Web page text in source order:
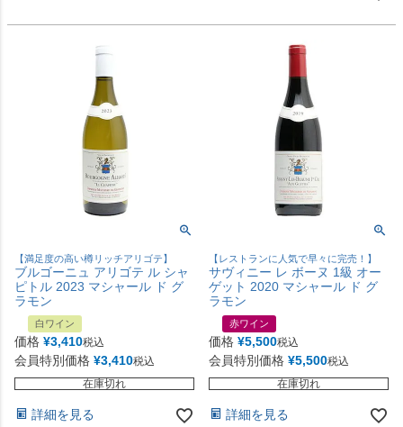
【満足度の高い樽リッチアリゴテ】
ブルゴーニュ アリゴテ ル シャ
ピトル 2023 マシャール ド グ
ラモン
白ワイン
価格 ¥3,410税込
会員特別価格 ¥3,410税込
在庫切れ
詳細を見る
【レストランに人気で早々に完売！】
サヴィニー レ ボーヌ 1級 オー
ゲット 2020 マシャール ド グ
ラモン
赤ワイン
価格 ¥5,500税込
会員特別価格 ¥5,500税込
在庫切れ
詳細を見る